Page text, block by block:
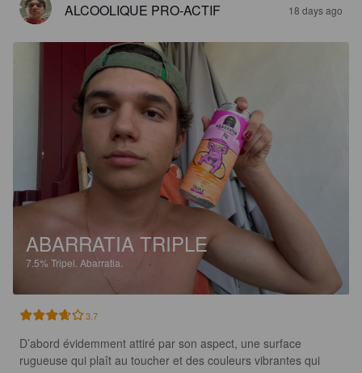
ALCOOLIQUE PRO-ACTIF 18 days ago
ABARRATIA TRIPLE
7.5% Tripel. Abarratia.
3.7
D’abord évidemment attiré par son aspect, une surface
rugueuse qui plaît au toucher et des couleurs vibrantes qui